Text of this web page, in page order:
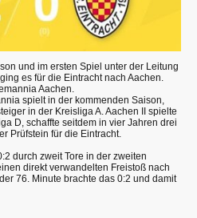
und im ersten Spiel unter der Leitung
es für die Eintracht nach Aachen.
Aachen.
spielt in der kommenden Saison,
in der Kreisliga A. Aachen II spielte
D, schaffte seitdem in vier Jahren drei
Prüfstein für die Eintracht.
durch zweit Tore in der zweiten
direkt verwandelten Freistoß nach
76. Minute brachte das 0:2 und damit